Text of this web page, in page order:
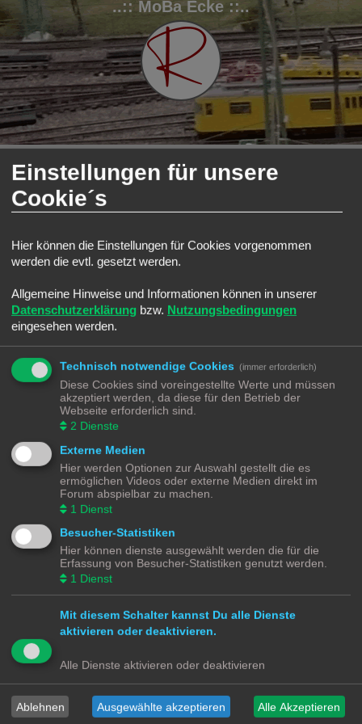
..:: MoBa Ecke ::..
Modellbahnforum Forum Technikecke
Technikecke
Forum
Analog
Digital
Alles zur Digitaltechnik
Themen:
Technik
Themen:1
Wartung | Reparatur
Umbauten | Eigenbauten
Gehe zu
Modellbahnforum
Deutsche Übersetzung durchphpBB.de
Datenschutz|Nutzungsbedingungen
Webseiten
Das Mittelleiter Magazin
Von Klockenstedt über Bürenwerder nach Klingsiel
Einstellungen für unsere
Cookie´s
Hier können die Einstellungen für Cookies vorgenommen
werden die evtl. gesetzt werden.
Allgemeine Hinweise und Informationen können in unserer
Datenschutzerklärung bzw. Nutzungsbedingungen
eingesehen werden.
Technisch notwendige Cookies (immer erforderlich)
Diese Cookies sind voreingestellte Werte und müssen
akzeptiert werden, da diese für den Betrieb der
Webseite erforderlich sind.
2 Dienste
Externe Medien
Hier werden Optionen zur Auswahl gestellt die es
ermöglichen Videos oder externe Medien direkt im
Forum abspielbar zu machen.
1 Dienst
Besucher-Statistiken
Hier können dienste ausgewählt werden die für die
Erfassung von Besucher-Statistiken genutzt werden.
1 Dienst
Mit diesem Schalter kannst Du alle Dienste
aktivieren oder deaktivieren.
Alle Dienste aktivieren oder deaktivieren
Ablehnen Ausgewählte akzeptieren Alle Akzeptieren